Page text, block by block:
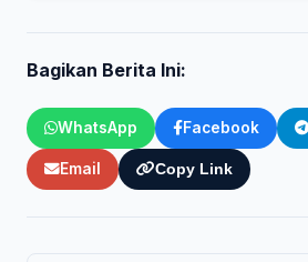
Bagikan Berita Ini:
WhatsApp Facebook
Email Copy Link